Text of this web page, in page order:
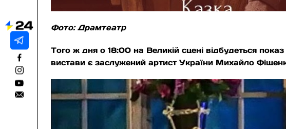
Фото: Драмтеатр
Того ж дня о 18:00 на Великій сцені відбудеться
вистави є заслужений артист України Михайло